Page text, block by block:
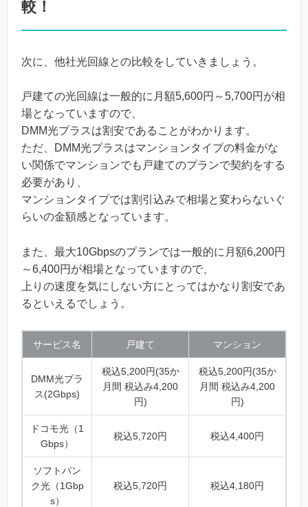
較！
次に、他社光回線との比較をしていきましょう。
戸建ての光回線は一般的に月額5,600円～5,700円が相
場となっていますので、
DMM光プラスは割安であることがわかります。
ただ、DMM光プラスはマンションタイプの料金がな
い関係でマンションでも戸建てのプランで契約をする
必要があり、
マンションタイプでは割引込みで相場と変わらないぐ
らいの金額感となっています。
また、最大10Gbpsのプランでは一般的に月額6,200円
～6,400円が相場となっていますので、
上りの速度を気にしない方にとってはかなり割安であ
るといえるでしょう。
サービス名 戸建て マンション
DMM光プラ
ス(2Gbps)
税込5,200円(35か
月間 税込み4,200
円)
税込5,200円(35か
月間 税込み4,200
円)
ドコモ光（1
Gbps）
税込5,720円 税込4,400円
ソフトバン
ク光（1Gbp
s）
税込5,720円 税込4,180円